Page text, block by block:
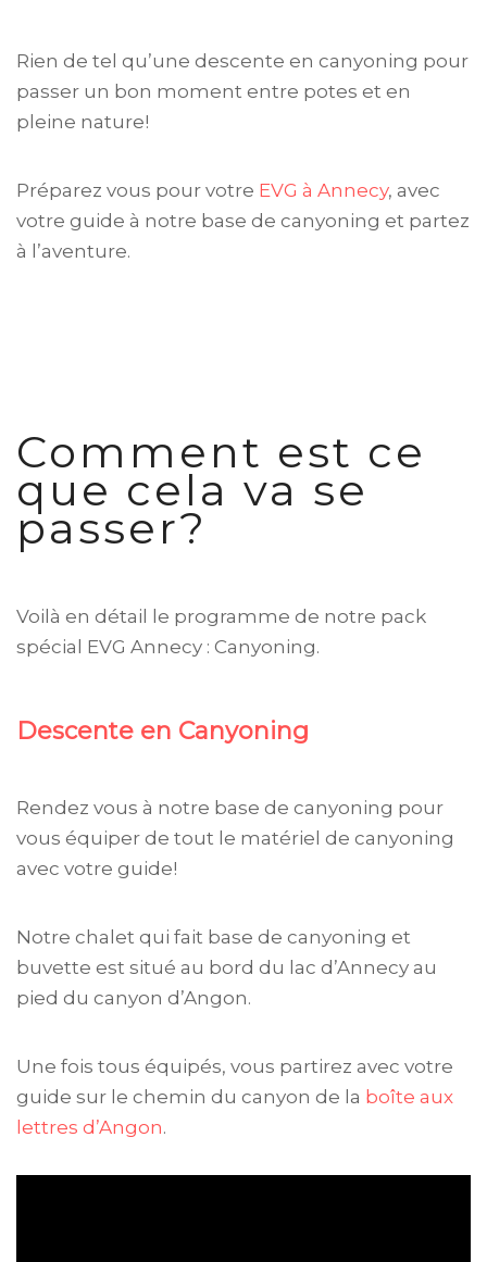
Rien de tel qu’une descente en canyoning pour
passer un bon moment entre potes et en
pleine nature!
Préparez vous pour votre EVG à Annecy, avec
votre guide à notre base de canyoning et partez
à l’aventure.
Comment est ce
que cela va se
passer?
Voilà en détail le programme de notre pack
spécial EVG Annecy : Canyoning.
Descente en Canyoning
Rendez vous à notre base de canyoning pour
vous équiper de tout le matériel de canyoning
avec votre guide!
Notre chalet qui fait base de canyoning et
buvette est situé au bord du lac d’Annecy au
pied du canyon d’Angon.
Une fois tous équipés, vous partirez avec votre
guide sur le chemin du canyon de la boîte aux
lettres d’Angon.